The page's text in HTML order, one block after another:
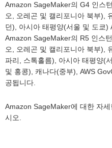
Amazon SageMaker의 G4 인스
오, 오레곤 및 캘리포니아 북부),
던), 아시아 태평양(서울 및 도쿄)
Amazon SageMaker의 R5 인스
오, 오레곤 및 캘리포니아 북부),
파리, 스톡홀름), 아시아 태평양(
및 홍콩), 캐나다(중부), AWS
공됩니다.
Amazon SageMaker에 대한 자세
시오.